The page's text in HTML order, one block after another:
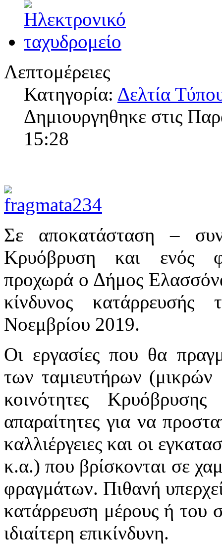
Λεπτομέρειες
Κατηγορία: Δελτία
Δημιουργηθηκε στις
15:28
Σε αποκατάσταση –
Κρυόβρυση και ενός
προχωρά ο Δήμος
κίνδυνος
Νοεμβρίου 2019.
Οι εργασίες που θα
των ταμιευτήρων
κοινότητες
απαραίτητες για να
καλλιέργειες και οι
κ.α.) που βρίσκονται σε
φραγμάτων. Πιθανή
κατάρρευση μέρους ή του
ιδιαίτερη επικίνδυνη.